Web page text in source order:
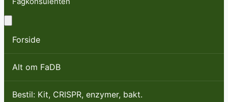
Forside
Alt om FaDB
Bestil: Kit, CRISPR, enzymer, bakt.